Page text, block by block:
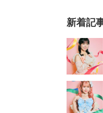
新着記